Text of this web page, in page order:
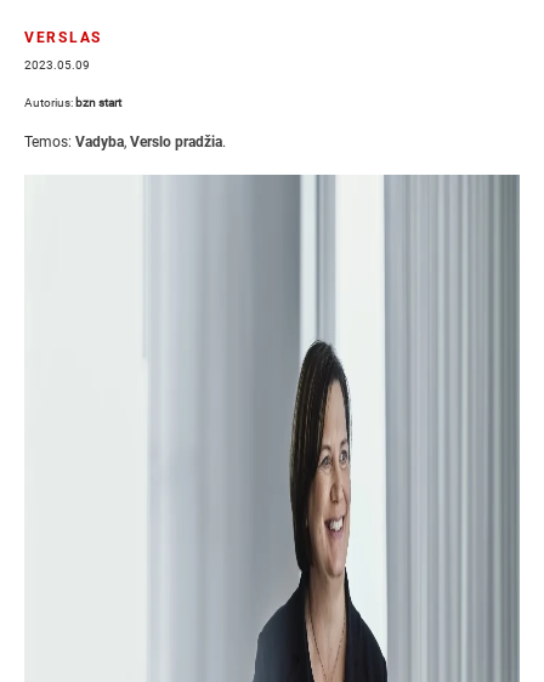
VERSLAS
2023.05.09
Autorius: bzn start
Temos: Vadyba, Verslo pradžia.